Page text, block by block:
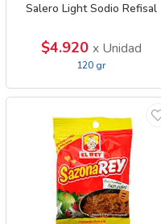
Salero Light Sodio Refisal
$4.920 x Unidad
120 gr